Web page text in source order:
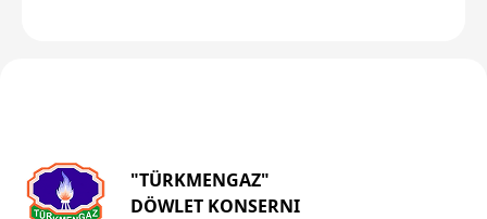
"TÜRKMENGAZ"
DÖWLET KONSERNI